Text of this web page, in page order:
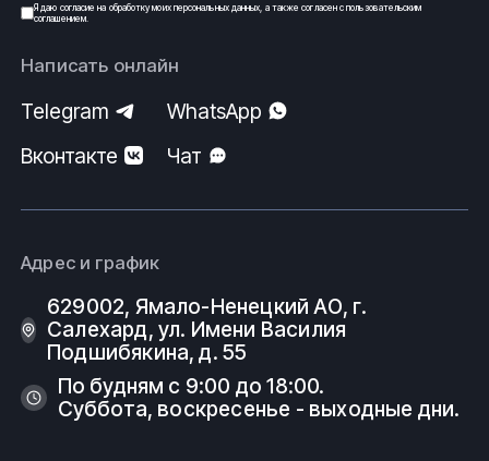
Я даю согласие на обработку моих персональных данных , а также согласен спользовательским
соглашением.
Написать онлайн
Telegram
WhatsApp
Вконтакте
Чат
Адрес и график
629002, Ямало-Ненецкий АО, г.
Салехард, ул. Имени Василия
Подшибякина, д. 55
По будням с 9:00 до 18:00.
Суббота, воскресенье - выходные дни.